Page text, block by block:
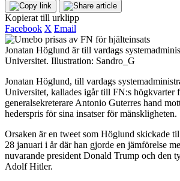
Kopierat till urklipp
Facebook X Email
Jonatan Höglund är till vardags
Universitet. Illustration: Sandro_G
Jonatan Höglund, till vardags
Universitet, kallades igår till FN:s högkvarter
generalsekreterare Antonio Guterres hand
hederspris för sina insatser för mänskligheten.
Orsaken är en tweet som Höglund skickade
28 januari i år där han gjorde en jämförelse
nuvarande president Donald Trump och den
Adolf Hitler.